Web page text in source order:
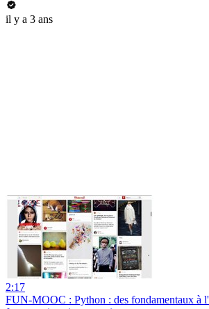
il y a 3 ans
2:17
FUN-MOOC : Python : des fondamentaux à